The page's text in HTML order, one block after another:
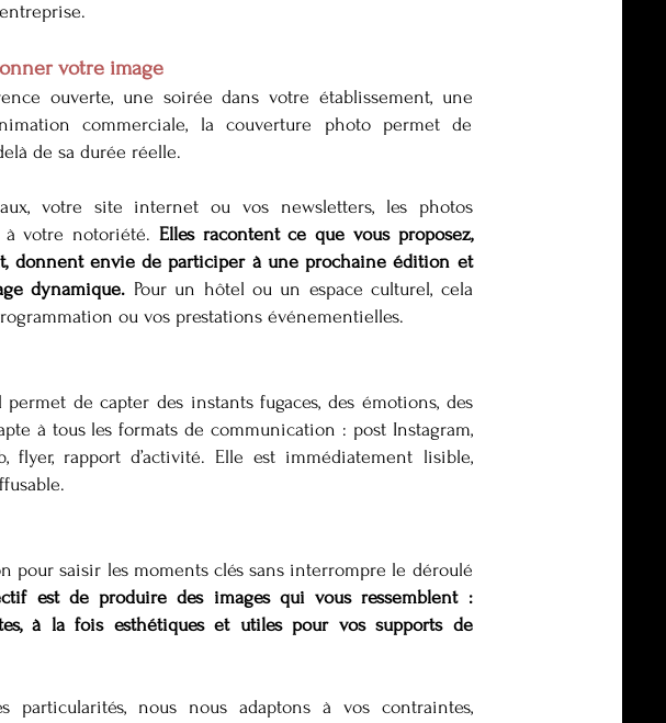
votre image
ouverte, une soirée dans votre établissement, une
commerciale, la couverture photo permet de
de sa durée réelle.
votre site internet ou vos newsletters, les photos
à votre notoriété. Elles racontent ce que vous proposez,
donnent envie de participer à une prochaine édition et
dynamique. Pour un hôtel ou un espace culturel, cela
ou vos prestations événementielles.
de capter des instants fugaces, des émotions, des
à tous les formats de communication : post Instagram,
flyer, rapport d’activité. Elle est immédiatement lisible,
pour saisir les moments clés sans interrompre le déroulé
est de produire des images qui vous ressemblent :
à la fois esthétiques et utiles pour vos supports de
particularités, nous nous adaptons à vos contraintes,